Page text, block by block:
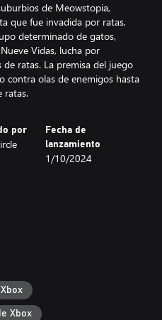
de Meowstopia,
que fue invadida por ratas,
determinado de gatos,
Vidas, lucha por
ratas. La premisa del juego
contra olas de enemigos hasta
ratas.
por
Fecha de
lanzamiento
1/10/2024
Xbox